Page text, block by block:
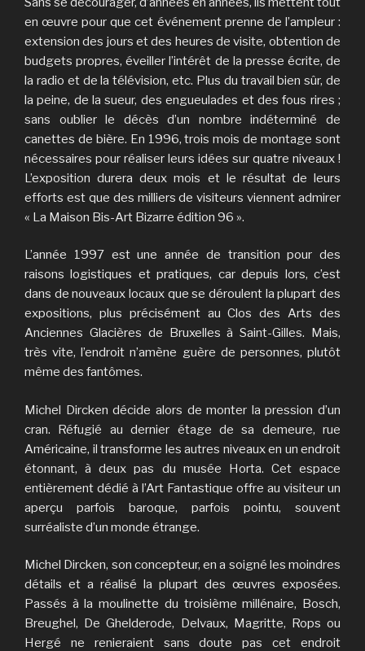
en œuvre pour que cet événement prenne de l’ampleur :
extension des jours et des heures de visite, obtention de
budgets propres, éveiller l’intérêt de la presse écrite, de
la radio et de la télévision, etc. Plus du travail bien sûr, de
la peine, de la sueur, des engueulades et des fous rires ;
sans oublier le décès d’un nombre indéterminé de
canettes de bière. En 1996, trois mois de montage sont
nécessaires pour réaliser leurs idées sur quatre niveaux !
L’exposition durera deux mois et le résultat de leurs
efforts est que des milliers de visiteurs viennent admirer
« La Maison Bis-Art Bizarre édition 96 ».
L’année 1997 est une année de transition pour des
raisons logistiques et pratiques, car depuis lors, c’est
dans de nouveaux locaux que se déroulent la plupart des
expositions, plus précisément au Clos des Arts des
Anciennes Glacières de Bruxelles à Saint-Gilles. Mais,
très vite, l’endroit n’amène guère de personnes, plutôt
même des fantômes.
Michel Dircken décide alors de monter la pression d’un
cran. Réfugié au dernier étage de sa demeure, rue
Américaine, il transforme les autres niveaux en un endroit
étonnant, à deux pas du musée Horta. Cet espace
entièrement dédié à l’Art Fantastique offre au visiteur un
aperçu parfois baroque, parfois pointu, souvent
surréaliste d’un monde étrange.
Michel Dircken, son concepteur, en a soigné les moindres
détails et a réalisé la plupart des œuvres exposées.
Passés à la moulinette du troisième millénaire, Bosch,
Breughel, De Ghelderode, Delvaux, Magritte, Rops ou
Hergé ne renieraient sans doute pas cet endroit